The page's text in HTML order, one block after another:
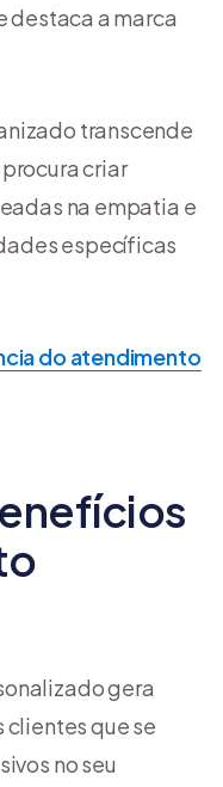
destaca a marca
transcende
criar
na empatia e
específicas
do atendimento
gera
que se
no seu